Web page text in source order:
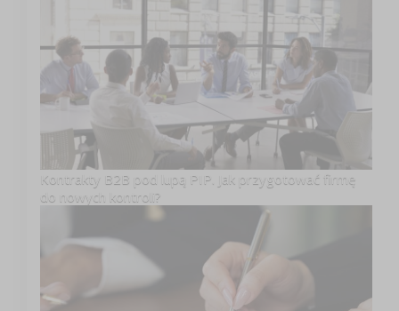
Kontrakty B2B pod lupą PIP. Jak przygotować firmę
do nowych kontroli?